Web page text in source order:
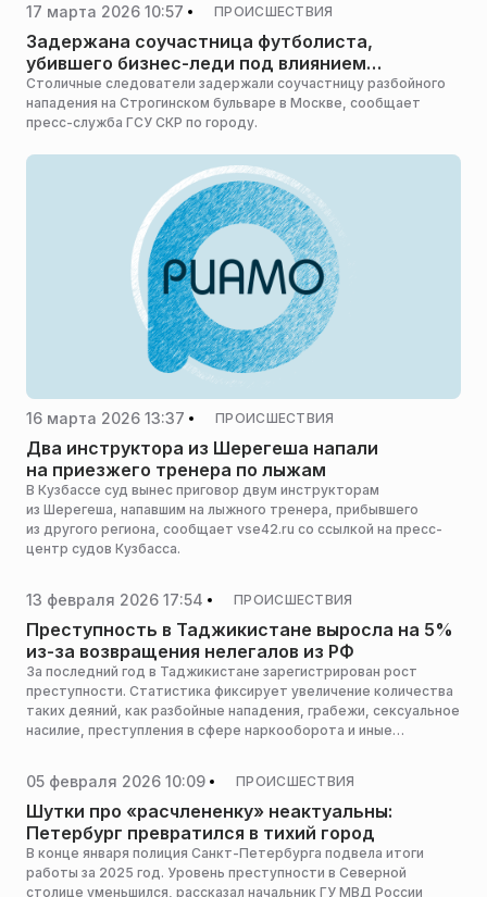
17 марта 2026 10:57 ПРОИСШЕСТВИЯ
Задержана соучастница футболиста,
убившего бизнес-леди под влиянием
мошенников
Столичные следователи задержали соучастницу разбойного
нападения на Строгинском бульваре в Москве, сообщает
пресс-служба ГСУ СКР по городу.
16 марта 2026 13:37 ПРОИСШЕСТВИЯ
Два инструктора из Шерегеша напали
на приезжего тренера по лыжам
В Кузбассе суд вынес приговор двум инструкторам
из Шерегеша, напавшим на лыжного тренера, прибывшего
из другого региона, сообщает vse42.ru со ссылкой на пресс-
центр судов Кузбасса.
13 февраля 2026 17:54 ПРОИСШЕСТВИЯ
Преступность в Таджикистане выросла на 5%
из-за возвращения нелегалов из РФ
За последний год в Таджикистане зарегистрирован рост
преступности. Статистика фиксирует увеличение количества
таких деяний, как разбойные нападения, грабежи, сексуальное
насилие, преступления в сфере наркооборота и иные
05 февраля 2026 10:09 ПРОИСШЕСТВИЯ
Шутки про «расчлененку» неактуальны:
Петербург превратился в тихий город
В конце января полиция Санкт-Петербурга подвела итоги
работы за 2025 год. Уровень преступности в Северной
столице уменьшился, рассказал начальник ГУ МВД России